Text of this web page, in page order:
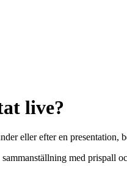
live?
eller efter en presentation,
med prispall